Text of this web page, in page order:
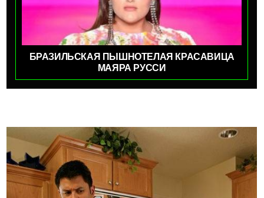
БРАЗИЛЬСКАЯ ПЫШНОТЕЛАЯ КРАСАВИЦА
МАЯРА РУССИ